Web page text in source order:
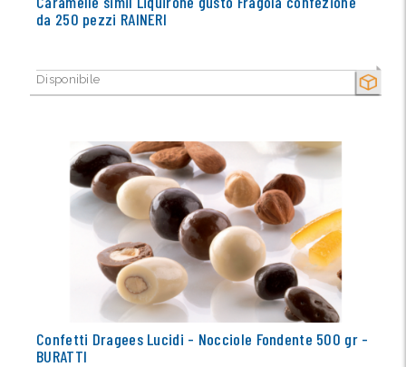
SECCO
da 250 pezzi RAINERI
Disponibile
Confetti Dragees Lucidi - Nocciole Fondente 500 gr -
BURATTI